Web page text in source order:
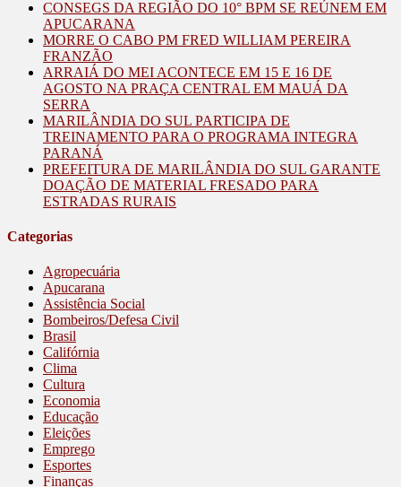
CONSEGS DA REGIÃO DO 10° BPM SE REÚNEM EM
APUCARANA
MORRE O CABO PM FRED WILLIAM PEREIRA
FRANZÃO
ARRAIÁ DO MEI ACONTECE EM 15 E 16 DE
AGOSTO NA PRAÇA CENTRAL EM MAUÁ DA
SERRA
MARILÂNDIA DO SUL PARTICIPA DE
TREINAMENTO PARA O PROGRAMA INTEGRA
PARANÁ
PREFEITURA DE MARILÂNDIA DO SUL GARANTE
DOAÇÃO DE MATERIAL FRESADO PARA
ESTRADAS RURAIS
Categorias
Agropecuária
Apucarana
Assistência Social
Bombeiros/Defesa Civil
Brasil
Califórnia
Clima
Cultura
Economia
Educação
Eleições
Emprego
Esportes
Finanças